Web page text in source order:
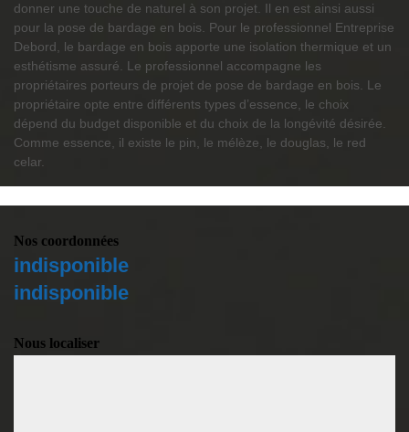
donner une touche de naturel à son projet. Il en est ainsi aussi
pour la pose de bardage en bois. Pour le professionnel Entreprise
Debord, le bardage en bois apporte une isolation thermique et un
esthétisme assuré. Le professionnel accompagne les
propriétaires porteurs de projet de pose de bardage en bois. Le
propriétaire opte entre différents types d’essence, le choix
dépend du budget disponible et du choix de la longévité désirée.
Comme essence, il existe le pin, le mélèze, le douglas, le red
celar.
Nos coordonnées
indisponible
indisponible
Nous localiser